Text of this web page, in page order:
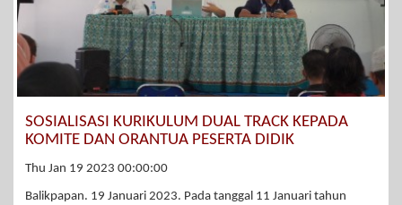
SOSIALISASI KURIKULUM DUAL TRACK KEPADA
KOMITE DAN ORANTUA PESERTA DIDIK
Thu Jan 19 2023 00:00:00
Balikpapan. 19 Januari 2023. Pada tanggal 11 Januari tahun